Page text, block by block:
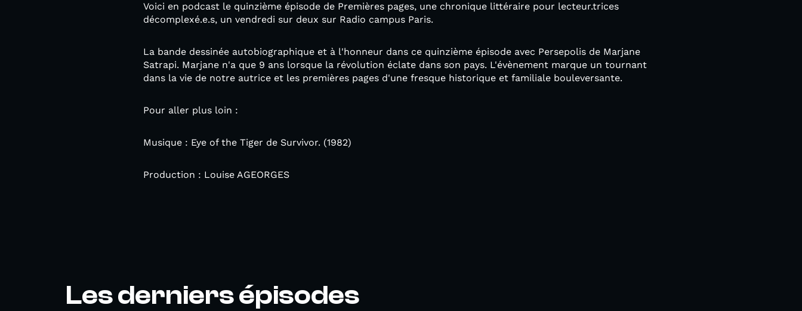
Voici en podcast le quinzième épisode de Premières pages, une chronique littéraire pour lecteur.trices
décomplexé.e.s, un vendredi sur deux sur Radio campus Paris.
La bande dessinée autobiographique et à l'honneur dans ce quinzième épisode avec Persepolis de Marjane
Satrapi. Marjane n'a que 9 ans lorsque la révolution éclate dans son pays. L'évènement marque un tournant
dans la vie de notre autrice et les premières pages d'une fresque historique et familiale bouleversante.
Pour aller plus loin :
Musique : Eye of the Tiger de Survivor. (1982)
Production : Louise AGEORGES
Les derniers épisodes